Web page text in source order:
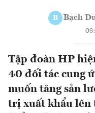
B Bạch
Tập đoàn HP
40 đối tác cung
muốn tăng sản
trị xuất khẩu lên